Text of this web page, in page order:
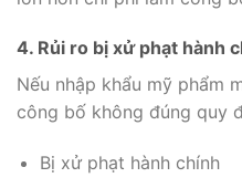
4. Rủi ro bị xử phạt hành
Nếu nhập khẩu mỹ phẩm
công bố không đúng quy
Bị xử phạt hành chính